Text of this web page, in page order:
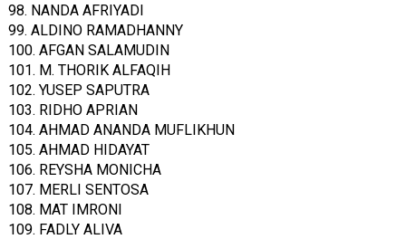
98. NANDA AFRIYADI
99. ALDINO RAMADHANNY
100. AFGAN SALAMUDIN
101. M. THORIK ALFAQIH
102. YUSEP SAPUTRA
103. RIDHO APRIAN
104. AHMAD ANANDA MUFLIKHUN
105. AHMAD HIDAYAT
106. REYSHA MONICHA
107. MERLI SENTOSA
108. MAT IMRONI
109. FADLY ALIVA